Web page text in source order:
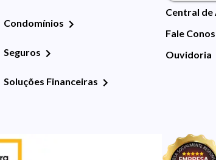
Condomínios
Seguros
Soluções Financeiras
Central de
Fale
Ouvidoria